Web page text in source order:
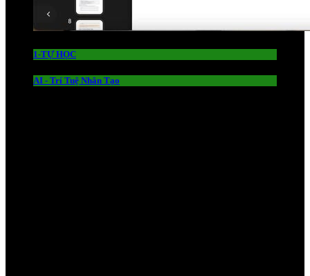
1-TỰ HỌC
AI - Trí Tuệ Nhân Tạo